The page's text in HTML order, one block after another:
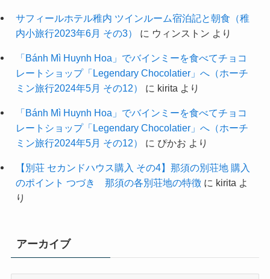
サフィールホテル稚内 ツインルーム宿泊記と朝食（稚
内小旅行2023年6月 その3）
に ウィンストン より
「Bánh Mì Huynh Hoa」でバインミーを食べてチョコ
レートショップ「Legendary Chocolatier」へ（ホーチ
ミン旅行2024年5月 その12）
に kirita より
「Bánh Mì Huynh Hoa」でバインミーを食べてチョコ
レートショップ「Legendary Chocolatier」へ（ホーチ
ミン旅行2024年5月 その12）
に ぴかお より
【別荘 セカンドハウス購入 その4】那須の別荘地 購入
のポイント つづき 那須の各別荘地の特徴に kirita よ
り
アーカイブ